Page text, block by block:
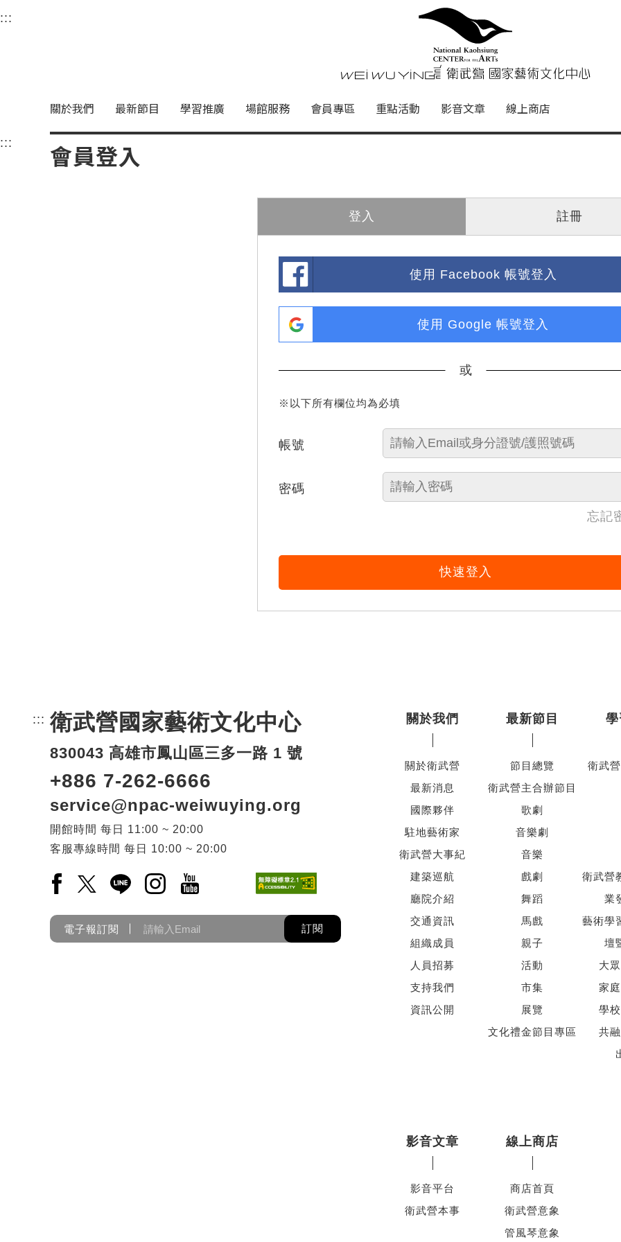
衛武營國家藝術文化中心
中央內容區塊，為本頁主要內容區。
::: 衛武營國家藝術文
關於我們 最新節目 學習推廣 場館服務 會員專區 重點活動 影音文章 線上商店
::: 中央內容區塊，為本頁主要內容區。
會員登入
登入 註冊
使用 Facebook 帳號登入
使用 Google 帳號登入
或
※以下所有欄位均為必填
帳號
密碼
忘記
快速登入
::: 頁尾網站資訊。
衛武營國家藝術文化中心
830043 高雄市鳳山區三多一路 1 號
+886 7-262-6666
service@npac-weiwuying.org
開館時間 每日
11:00 ~ 20:00
客服專線時間 每日 10:00 ~ 20:00
Facebook(另開新視窗)
X(另開新視窗)
LINE(另開新視窗)
Instagram(另開新視窗)
YouTube(另開新視窗)
電子報訂閱 訂閱
關於我們
關於衛武營
最新消息
國際夥伴
駐地藝術家
衛武營大事紀
建築巡航
廳院介紹
交通資訊
組織成員
人員招募
支持我們
資訊公開
最新節目
節目總覽
衛武營主合辦節目
歌劇
音樂劇
音樂
戲劇
舞蹈
馬戲
親子
活動
市集
展覽
文化禮金節目專區
衛武
衛武營
業
藝術學
壇
大
家
學
共
影音文章
影音平台
衛武營本事
線上商店
商店首頁
衛武營意象
管風琴意象